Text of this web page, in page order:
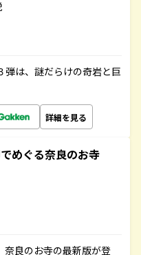
弾は、謎だらけの奇岩と巨
詳細を見る
めぐる奈良のお寺
奈良のお寺の最新版が登